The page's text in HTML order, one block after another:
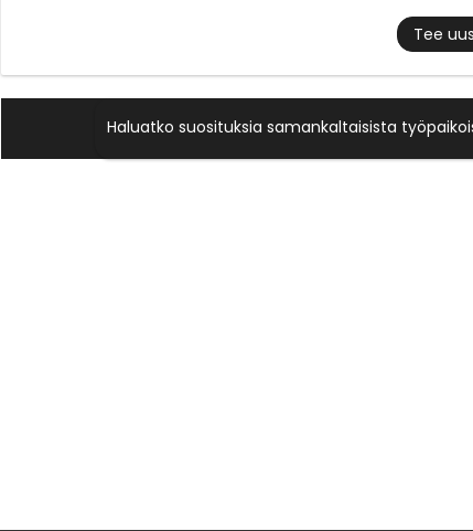
Tee
Haluatko suosituksia samankaltaisista